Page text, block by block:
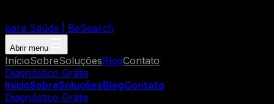
para Saúde | BeSearch
Abrir menu
InícioSobreSoluçõesBlogContato
Diagnóstico Grátis
InícioSobreSoluçõesBlogContato
Diagnóstico Grátis